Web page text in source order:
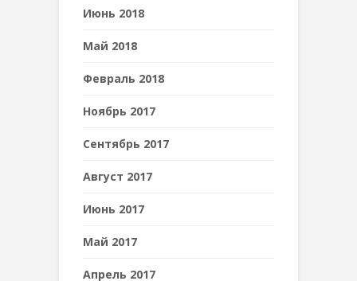
Июнь 2018
Май 2018
Февраль 2018
Ноябрь 2017
Сентябрь 2017
Август 2017
Июнь 2017
Май 2017
Апрель 2017